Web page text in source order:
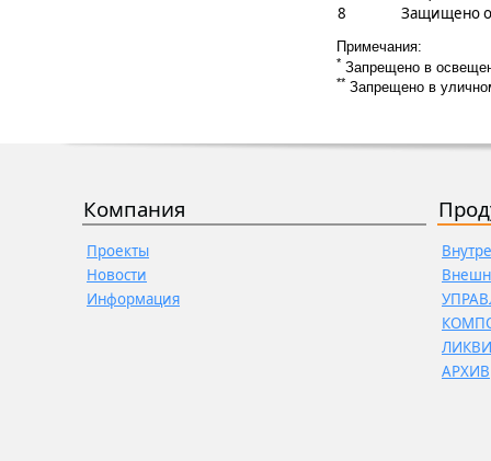
8
Защищено
Примечания:
* Запрещено в
** Запрещено в
Компания
Проекты
Новости
Информация
АРХИВ